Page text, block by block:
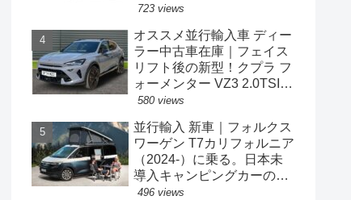
格の情報。
723 views
オススメ並行輸入車 ディー
ラー中古車在庫｜フェイス
リフト後の新型！クプラ フ
ォーメンター VZ3 2.0TSI
333PS 4Drive 7DSG 右ハン
580 views
並行輸入 新車｜フォルクス
ワーゲン T7カリフォルニア
（2024-）に乗る。日本未
導入キャンピングカーの概
要・スペック・価格の情
496 views